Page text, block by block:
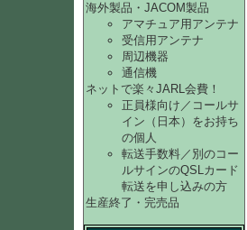
海外製品・JACOM製品
アマチュア用アンテナ
受信用アンテナ
周辺機器
通信機
ネットで楽々JARL会費！
正員様向け／コールサ
イン（日本）をお持ち
の個人
転送手数料／別のコー
ルサインのQSLカード
転送を申し込みの方
生産終了・完売品